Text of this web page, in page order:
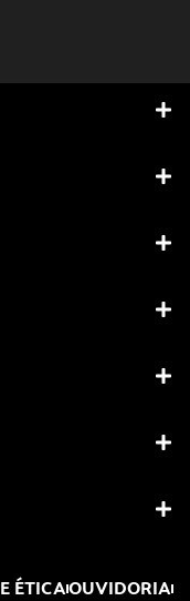
ÉTICAOUVIDORIA